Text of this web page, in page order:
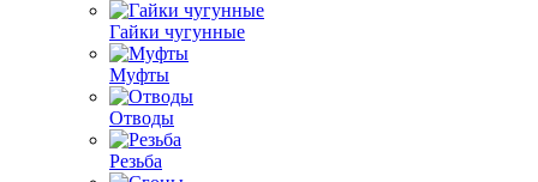
Гайки чугунные
Муфты
Отводы
Резьба